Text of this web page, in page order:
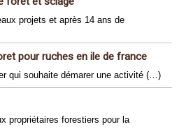
projets et après 14 ans de
pour ruches en ile de france
qui souhaite démarer une activité (…)
propriétaires forestiers pour la